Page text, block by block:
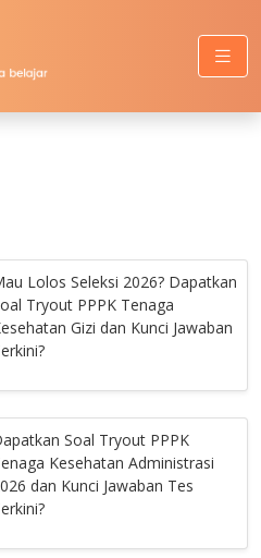
Lolos Seleksi 2026? Dapatkan
Tryout PPPK Tenaga
Gizi dan Kunci Jawaban
Soal Tryout PPPK
Kesehatan Administrasi
dan Kunci Jawaban Tes